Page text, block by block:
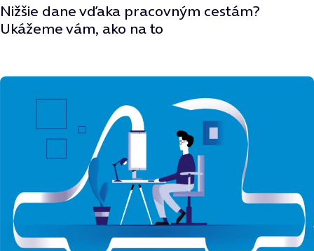
Nižšie dane vďaka pracovným cestám?
Ukážeme vám, ako na to